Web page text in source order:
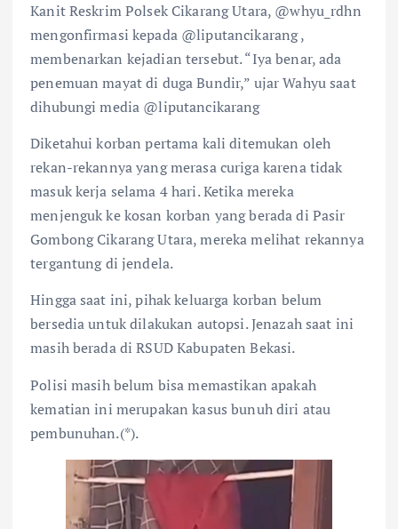
Kanit Reskrim Polsek Cikarang Utara, @whyu_rdhn
mengonfirmasi kepada @liputancikarang ,
membenarkan kejadian tersebut. “Iya benar, ada
penemuan mayat di duga Bundir,” ujar Wahyu saat
dihubungi media @liputancikarang
Diketahui korban pertama kali ditemukan oleh
rekan-rekannya yang merasa curiga karena tidak
masuk kerja selama 4 hari. Ketika mereka
menjenguk ke kosan korban yang berada di Pasir
Gombong Cikarang Utara, mereka melihat rekannya
tergantung di jendela.
Hingga saat ini, pihak keluarga korban belum
bersedia untuk dilakukan autopsi. Jenazah saat ini
masih berada di RSUD Kabupaten Bekasi.
Polisi masih belum bisa memastikan apakah
kematian ini merupakan kasus bunuh diri atau
pembunuhan.(*).